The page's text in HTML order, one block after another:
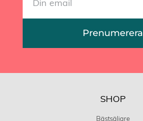
Prenumerera
SHOP
Bästsäljare